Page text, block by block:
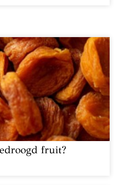
fruit?